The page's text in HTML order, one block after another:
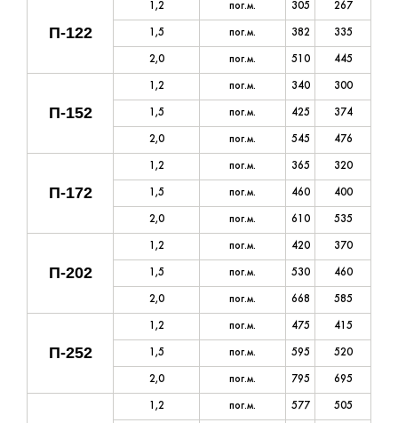
П-122
1,2 пог.м. 305 267
1,5 пог.м. 382 335
2,0 пог.м. 510 445
П-152
1,2 пог.м. 340 300
1,5 пог.м. 425 374
2,0 пог.м. 545 476
П-172
1,2 пог.м. 365 320
1,5 пог.м. 460 400
2,0 пог.м. 610 535
П-202
1,2 пог.м. 420 370
1,5 пог.м. 530 460
2,0 пог.м. 668 585
П-252
1,2 пог.м. 475 415
1,5 пог.м. 595 520
2,0 пог.м. 795 695
1,2 пог.м. 577 505